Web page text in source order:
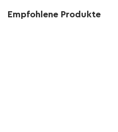
Empfohlene Produkte